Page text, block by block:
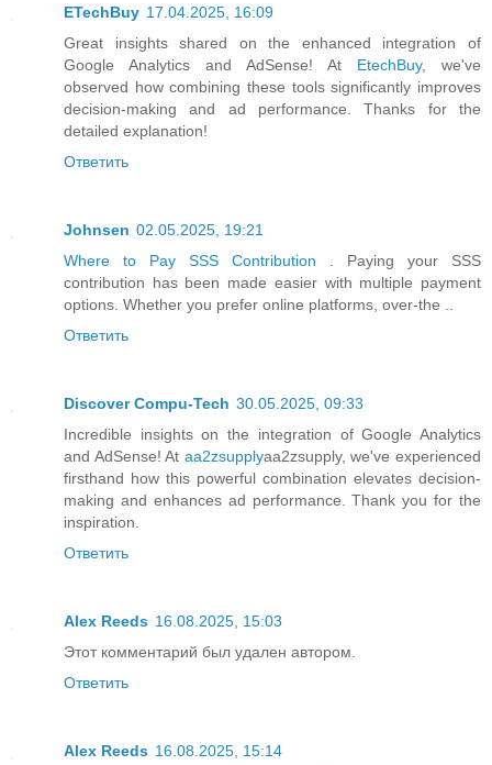
ETechBuy 17.04.2025, 16:09
Great insights shared on the enhanced integration of
Google Analytics and AdSense! At EtechBuy, we've
observed how combining these tools significantly improves
decision-making and ad performance. Thanks for the
detailed explanation!
Ответить
Johnsen 02.05.2025, 19:21
Where to Pay SSS Contribution . Paying your SSS
contribution has been made easier with multiple payment
options. Whether you prefer online platforms, over-the ..
Ответить
Discover Compu-Tech 30.05.2025, 09:33
Incredible insights on the integration of Google Analytics
and AdSense! At aa2zsupplyaa2zsupply, we've experienced
firsthand how this powerful combination elevates decision-
making and enhances ad performance. Thank you for the
inspiration.
Ответить
Alex Reeds 16.08.2025, 15:03
Этот комментарий был удален автором.
Ответить
Alex Reeds 16.08.2025, 15:14